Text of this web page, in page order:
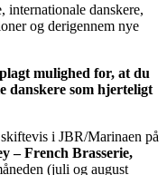
danskere,
og derigennem nye
mulighed for, at du
danskere som hjerteligt
i JBR/Marinaen på
– French Brasserie,
(juli og august